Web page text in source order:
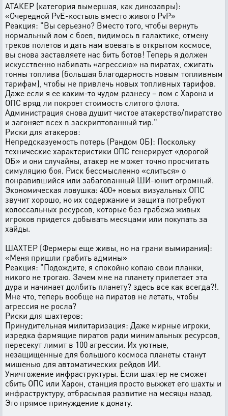
АТАКЕР (категория вымершая, как динозавры):
«Очередной PvE-костыль вместо живого PvP»
Реакция: "Вы серьезно? Вместо того, чтобы вернуть
нормальный лом с боев, видимось в галактике, отмену
треков полетов и дать нам воевать в открытом космосе,
вы снова заставляете нас бить ботов! Теперь я должен
искусственно набивать «агрессию» на пиратах, сжигать
тонны топлива (большая благодарность новым топливным
тарифам), чтобы не привлечь новых топливных тарифов.
Даже если я ее каким-то чудом разнесу – лом с Харона и
ОПС вряд ли покроет стоимость слитого флота.
Администрация снова душит чистое атакерство/пиратство
и загоняет всех в заскриптованный тир."
Риски для атакеров:
Непредсказуемость потерь (Рандом ОБ): Поскольку
технические характеристики ОПС генерирует «дорогой
ОБ» и они случайны, атакер не может точно просчитать
симуляцию боя. Риск бессмысленно «слиться» о
понравившийся или забагованный ШИ-юнит огромный.
Экономическая ловушка: 400+ новых визуальных ОПС
звучит хорошо, но их содержание и защита потребуют
колоссальных ресурсов, которые без грабежа живых
игроков придется добывать месяцами или покупать за
хайды.
ШАХТЕР (Фермеры еще живы, но на грани вымирания):
«Меня пришли грабить админы»
Реакция: "Подождите, я спокойно копаю свои планки,
никого не трогаю. Зачем мне на планету прилетает эта
дура и начинает долбить планету? здесь все как всегда?!.
Мне что, теперь вообще на пиратов не летать, чтобы
агрессия не росла?
Риски для шахтеров:
Принудительная милитаризация: Даже мирные игроки,
изредка фармящие пиратов ради минимальных ресурсов,
пересекут лимит в 100 агрессии. Их уютные,
незащищенные для большого космоса планеты станут
мишенью для автоматических рейдов ИИ.
Уничтожение инфраструктуры. Если шахтер не сможет
сбить ОПС или Харон, станция просто выжжет его шахты и
инфраструктуру, отбрасывая развитие на месяцы назад.
Это прямое принуждение к донату.